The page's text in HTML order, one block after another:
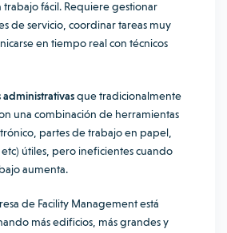
trabajo fácil. Requiere gestionar
de servicio, coordinar tareas muy
en tiempo real con técnicos
administrativasque tradicionalmente
una combinación de herramientas
partes de trabajo en papel,
útiles, pero ineficientes cuando
aumenta.
de Facility Managementestá
más edificios, más grandes y